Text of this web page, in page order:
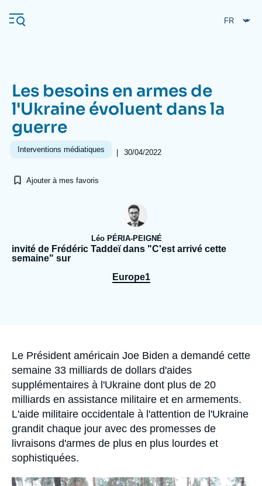
au
contenu
Navigation
principale
L'Ifri
À propos de l'Ifri
Proche-Orient
Les besoins en armes de
l'Ukraine évoluent dans la
guerre
Interventions médiatiques | 30/04/2022
Ajouter à mes favoris
Léo PÉRIA-PEIGNÉ
invité de Frédéric Taddeï dans "C'est arrivé cette
semaine" sur
Europe1
Accroche
Le Président américain Joe Biden a demandé cette
semaine 33 milliards de dollars d'aides
supplémentaires à l'Ukraine dont plus de 20
milliards en assistance militaire et en armements.
L'aide militaire occidentale à l'attention de l'Ukraine
grandit chaque jour avec des promesses de
livraisons d'armes de plus en plus lourdes et
sophistiquées.
Image